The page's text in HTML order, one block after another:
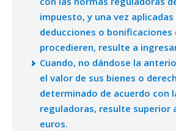
impuesto, y una vez aplicadas
deducciones o bonificaciones
procedieren, resulte a
Cuando, no dándose la
el valor de sus bienes o
determinado de acuerdo con
reguladoras, resulte superior
euros.